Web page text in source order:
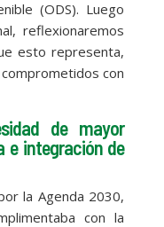
(ODS). Luego
reflexionaremos
esto representa,
con
de mayor
e integración de
la Agenda 2030,
con la